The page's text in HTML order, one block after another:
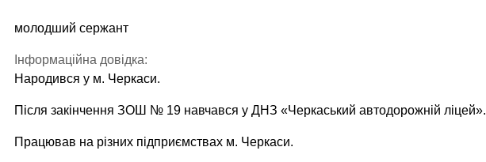
молодший сержант
Інформаційна довідка:
Народився у м. Черкаси.
Після закінчення ЗОШ № 19 навчався у ДНЗ «Черкаський автодорожній ліцей».
Працював на різних підприємствах м. Черкаси.